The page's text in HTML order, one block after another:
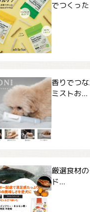
でつくっ
香りでつ
ミストお...
厳選食材
ド...